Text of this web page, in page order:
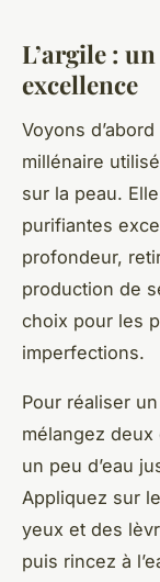
L’argile :
excellence
Voyons
millénaire
sur la peau.
purifiantes
profondeur,
production de
choix pour les
imperfections.
Pour réaliser
mélangez deux
un peu d’eau
Appliquez sur
yeux et des
puis rincez à